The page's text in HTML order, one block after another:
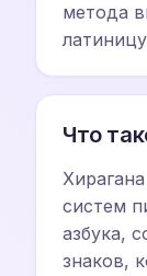
метода
Что
систем
азбука,
знаков,